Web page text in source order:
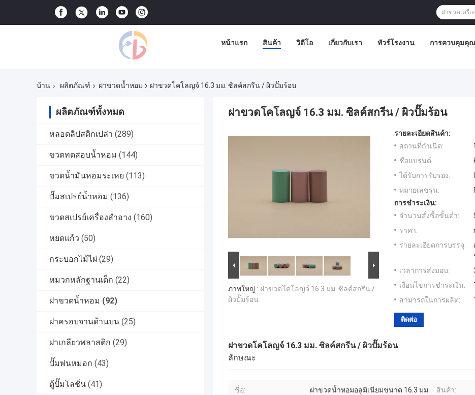
หน้าแรก สินค้า วิดีโอ เกี่ยวกับเรา ทัวร์โรงงาน การควบคุมคุ
บ้าน ผลิตภัณฑ์ ฝาขวดน้ำหอม ฝาขวดโคโลญจ์ 16.3 มม. ซิลค์สกรีน / ผิวปั๊มร้อน
ผลิตภัณฑ์ทั้งหมด
หลอดลิปสติกเปล่า (289)
ขวดทดสอบน้ำหอม (144)
ขวดน้ำมันหอมระเหย (113)
ปั๊มสเปรย์น้ำหอม (136)
ขวดสเปรย์เครื่องสำอาง (160)
หยดแก้ว (50)
กระบอกไม้ไผ่ (29)
หมวกหลักฐานเด็ก (22)
ฝาขวดน้ำหอม (92)
ฝาครอบจานด้านบน (25)
ฝาเกลียวพลาสติก (29)
ปั๊มพ่นหมอก (43)
ตู้ปั๊มโลชั่น (41)
ฝาขวดโคโลญจ์ 16.3 มม. ซิลค์สกรีน / ผิวปั๊มร้อน
ภาพใหญ่ : ฝาขวดโคโลญจ์ 16.3 มม. ซิลค์สกรีน /
ผิวปั๊มร้อน
รายละเอียดสินค้า:
สถานที่กำเนิด:
ชื่อแบรนด์:
ได้รับการรับรอง:
หมายเลขรุ่น:
การชำระเงิน:
จำนวนสั่งซื้อขั้นต่ำ:
ราคา:
รายละเอียดการบรรจุ:
เวลาการส่งมอบ:
เงื่อนไขการชำระเงิน:
สามารถในการผลิต:
ติดต่อ
ฝาขวดโคโลญจ์ 16.3 มม. ซิลค์สกรีน / ผิวปั๊มร้อน
ลักษณะ
ชื่อ: ฝาขวดน้ำหอมอลูมิเนียมขนาด 16.3 มม สินค้า: